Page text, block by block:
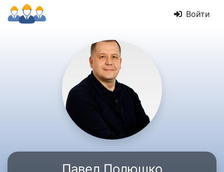
Войти
Павел Полюшко